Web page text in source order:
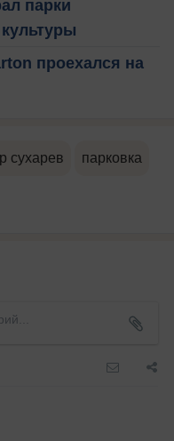
парки
проехался на
сухарев парковка